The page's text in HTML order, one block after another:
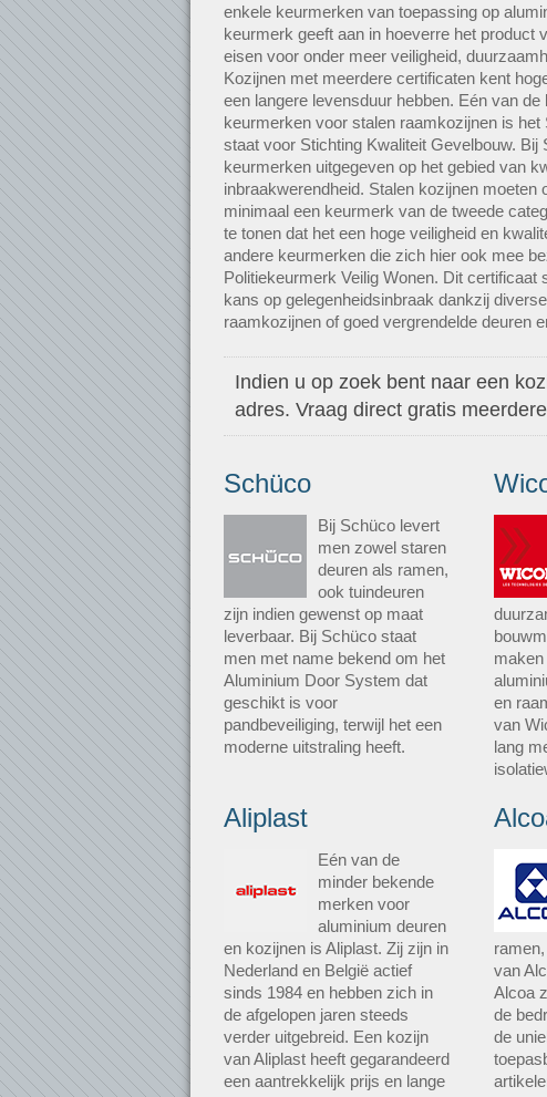
enkele keurmerken van toepassing op
keurmerk geeft aan in hoeverre het product
eisen voor onder meer veiligheid,
Kozijnen met meerdere certificaten kent
een langere levensduur hebben. Eén van de
keurmerken voor stalen raamkozijnen is
staat voor Stichting Kwaliteit Gevelbouw. Bij
keurmerken uitgegeven op het gebied van
inbraakwerendheid. Stalen kozijnen moeten
minimaal een keurmerk van de tweede
te tonen dat het een hoge veiligheid en
andere keurmerken die zich hier ook mee
Politiekeurmerk Veilig Wonen. Dit certificaat
kans op gelegenheidsinbraak dankzij
raamkozijnen of goed vergrendelde deuren
Indien u op zoek bent naar een
adres. Vraag direct gratis
Schüco
Bij Schüco levert
men zowel staren
deuren als ramen,
ook tuindeuren
zijn indien gewenst op maat
leverbaar. Bij Schüco staat
men met name bekend om het
Aluminium Door System dat
geschikt is voor
pandbeveiliging, terwijl het een
moderne uitstraling heeft.
en
van
lang
Aliplast
Eén van de
minder bekende
merken voor
aluminium deuren
en kozijnen is Aliplast. Zij zijn in
Nederland en België actief
sinds 1984 en hebben zich in
de afgelopen jaren steeds
verder uitgebreid. Een kozijn
van Aliplast heeft gegarandeerd
een aantrekkelijk prijs en lange
van
Alcoa
de
de